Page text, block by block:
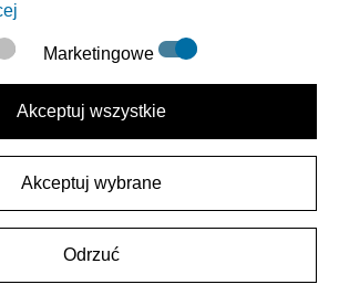
Wyślij
Prywatności.
Marketingowe
Akceptuj wszystkie
Akceptuj wybrane
Odrzuć